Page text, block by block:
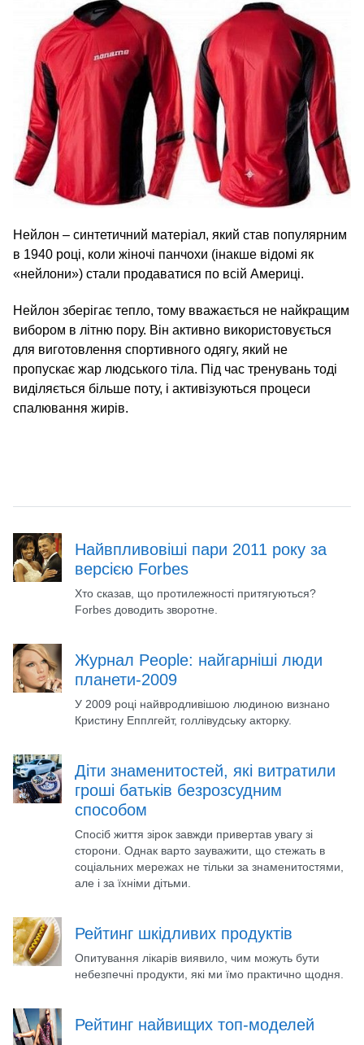
Нейлон – синтетичний матеріал, який став популярним
в 1940 році, коли жіночі панчохи (інакше відомі як
«нейлони») стали продаватися по всій Америці.
Нейлон зберігає тепло, тому вважається не найкращим
вибором в літню пору. Він активно використовується
для виготовлення спортивного одягу, який не
пропускає жар людського тіла. Під час тренувань тоді
виділяється більше поту, і активізуються процеси
спалювання жирів.
Найвпливовіші пари 2011 року за
версією Forbes
Хто сказав, що протилежності притягуються?
Forbes доводить зворотне.
Журнал People: найгарніші люди
планети-2009
У 2009 році найвродливішою людиною визнано
Кристину Епплгейт, голлівудську акторку.
Діти знаменитостей, які витратили
гроші батьків безрозсудним
способом
Спосіб життя зірок завжди привертав увагу зі
сторони. Однак варто зауважити, що стежать в
соціальних мережах не тільки за знаменитостями,
але і за їхніми дітьми.
Рейтинг шкідливих продуктів
Опитування лікарів виявило, чим можуть бути
небезпечні продукти, які ми їмо практично щодня.
Рейтинг найвищих топ-моделей